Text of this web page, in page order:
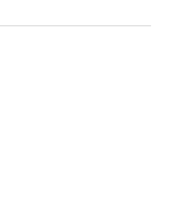
عصبی